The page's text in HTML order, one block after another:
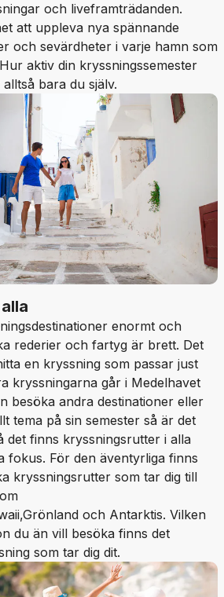
och liveframträdanden.
att uppleva nya spännande
och sevärdheter i varje hamn som
aktiv din kryssningssemester
bara du själv.
enormt och
rederier och fartyg är brett. Det
en kryssning som passar just
kryssningarna går i Medelhavet
besöka andra destinationer eller
tema på sin semester så är det
det finns kryssningsrutter i alla
fokus. För den äventyrliga finns
kryssningsrutter som tar dig till
och Antarktis. Vilken
du än vill besöka finns det
som tar dig dit.